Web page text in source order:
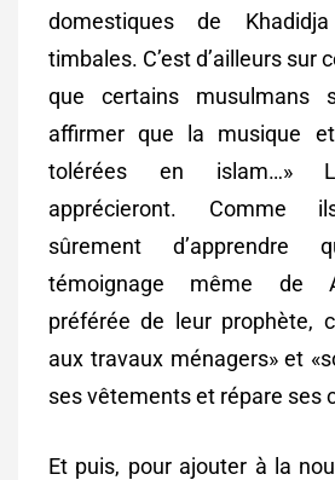
domestiques de
timbales. C’est d’ailleurs sur
que certains musulmans
affirmer que la musique
tolérées en islam…»
apprécieront. Comme
sûrement
témoignage même de
préférée de leur prophète,
aux travaux ménagers» et
ses vêtements et répare ses
Et puis, pour ajouter à la